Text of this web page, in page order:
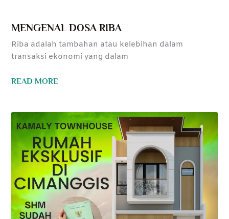
MENGENAL DOSA RIBA
Riba adalah tambahan atau kelebihan dalam
transaksi ekonomi yang dalam
READ MORE